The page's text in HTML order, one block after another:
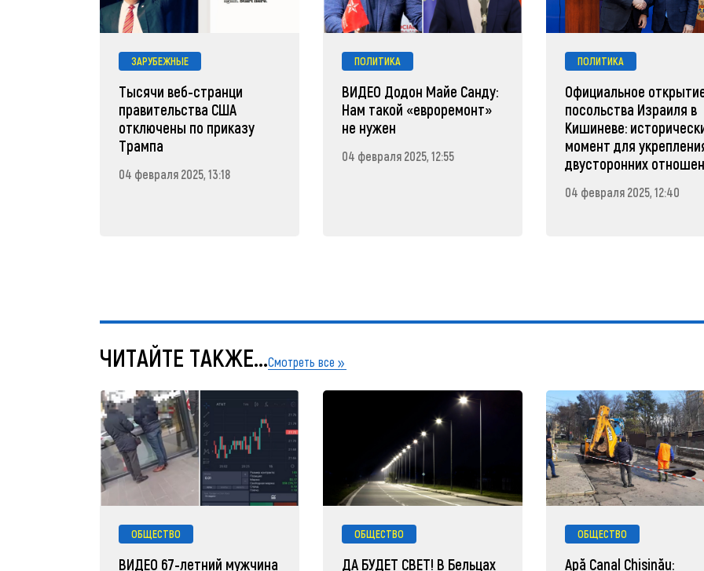
ЗАРУБЕЖНЫЕ
Тысячи веб-странци
правительства США
отключены по приказу
Трампа
04 февраля 2025, 13:18
ПОЛИТИКА
ВИДЕО Додон Майе Санду:
Нам такой «евроремонт»
не нужен
04 февраля 2025, 12:55
ПОЛИТИКА
Официальное
посольства Израиля в
Кишиневе:
момент для
двусторонних
04 февраля 2025, 12:40
ЧИТАЙТЕ ТАКЖЕ...Смотреть все
ОБЩЕСТВО
ВИДЕО 67-летний мужчина
ОБЩЕСТВО
ДА БУДЕТ СВЕТ! В Бельцах
ОБЩЕСТВО
Apă Canal Chișinău: